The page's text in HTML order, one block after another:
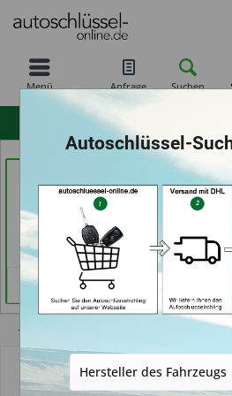
Menü Anfrage Suchen
(in Rot am See)
Händlerprofil
Aba
GmbH (in
Autoschlüssel-